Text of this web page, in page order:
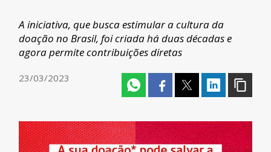
A iniciativa, que busca estimular a cultura da
doação no Brasil, foi criada há duas décadas e
agora permite contribuições diretas
23/03/2023